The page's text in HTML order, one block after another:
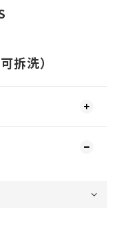
拆洗）